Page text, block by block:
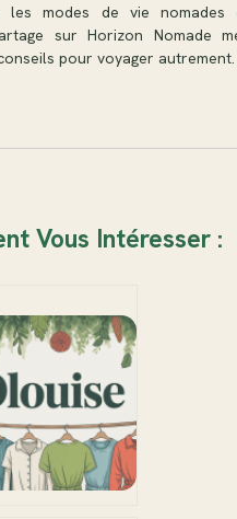
les modes de vie nomades
sur Horizon Nomade
pour voyager autrement.
Vous Intéresser :